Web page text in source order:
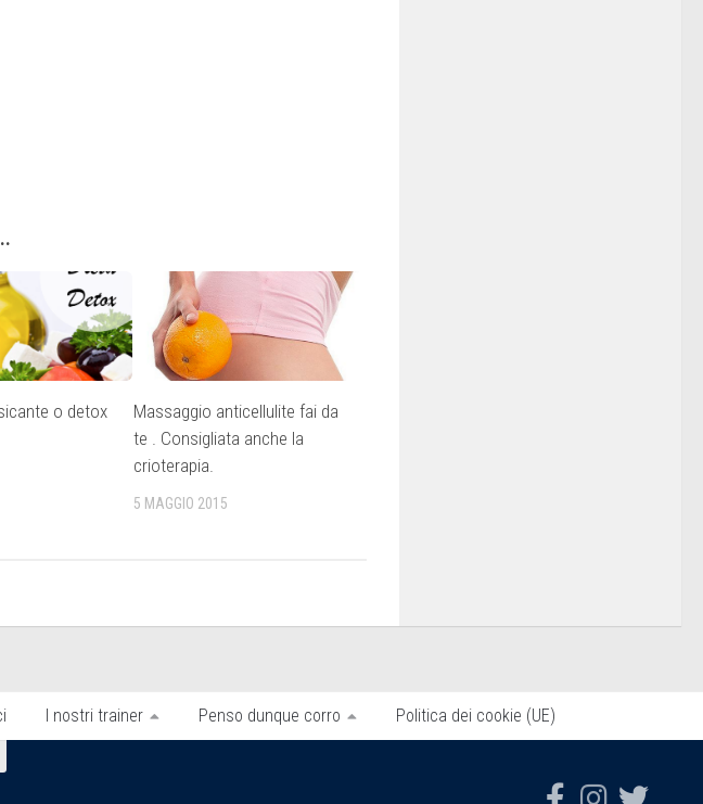
o detox
Massaggio anticellulite fai da
te . Consigliata anche la
crioterapia.
5 MAGGIO 2015
I nostri trainer Penso dunque corro Politica dei cookie (UE)